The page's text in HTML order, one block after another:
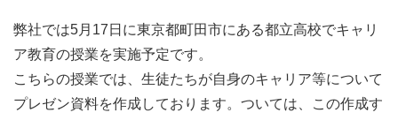
弊社では5月17日に東京都町田市にある都立高校でキャリ
ア教育の授業を実施予定です。
こちらの授業では、生徒たちが自身のキャリア等について
プレゼン資料を作成しております。ついては、この作成す